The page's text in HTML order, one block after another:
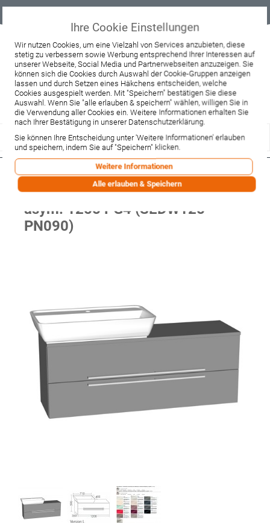
Beratung & Verkauf
+49 37467 66944
Montag - Freitag:
10:00 - 12:00 Uhr
13:00 - 16:00 Uhr
Samstag:
9:00 - 12:00 Uhr
Lieferzeitanfrage Widerruf
Burgbad Bel
Aufsatzwaschtisch+Unterschrank
asym. 1255 PG4 (SEDW125-
PN090)
Ihre Cookie Einstellungen
Wir nutzen Cookies, um eine Vielzahl von Services anzubieten, diese
stetig zu verbessern sowie Werbung entsprechend Ihrer Interessen auf
unserer Webseite, Social Media und Partnerwebseiten anzuzeigen. Sie
können sich die Cookies durch Auswahl der Cookie-Gruppen anzeigen
lassen und durch Setzen eines Häkchens entscheiden, welche
Cookies ausgespielt werden. Mit "Speichern" bestätigen Sie diese
Auswahl. Wenn Sie "alle erlauben & speichern" wählen, willigen Sie in
die Verwendung aller Cookies ein. Weitere Informationen erhalten Sie
nach Ihrer Bestätigung in unserer Datenschutzerklärung.
Sie können Ihre Entscheidung unter 'Weitere Informationen' erlauben
und speichern, indem Sie auf "Speichern" klicken.
Weitere Informationen
Alle erlauben & Speichern